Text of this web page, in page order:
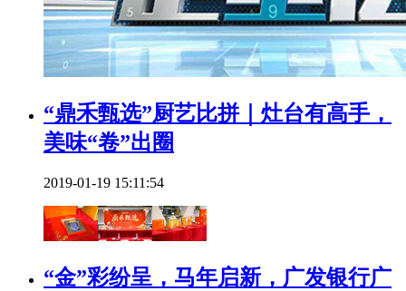
“鼎禾甄选”厨艺比拼｜灶台有高手，
美味“卷”出圈
2019-01-19 15:11:54
“金”彩纷呈，马年启新，广发银行广